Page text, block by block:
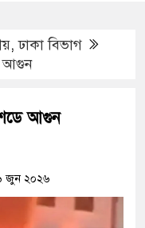
,ঢাকা বিভাগ
আগুন
আগুন
জুন ২০২৬